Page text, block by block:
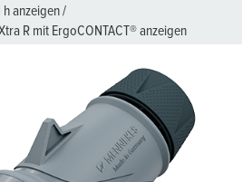
h anzeigen/
R mit ErgoCONTACT® anzeigen